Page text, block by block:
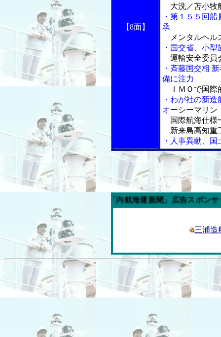
【8面】
大洗／苫小牧
・第１５５回
承
メンタルヘル
・国交省、小
運輸安全委員
・斉藤国交相
備に注力
ＩＭＯで国際
・わが社の新
オーシーマリン
国際航海仕様
新来島高知重
・人事異動、
今週の「内航海運新聞」広告スポンサー企業
三浦造